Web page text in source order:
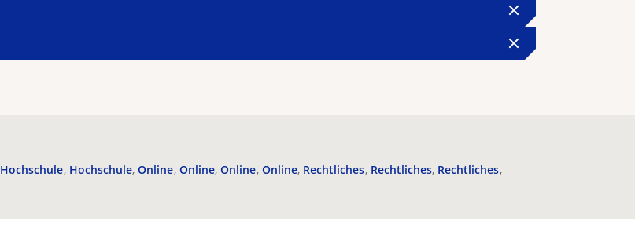
Hochschule Hochschule Online Online Online Online Rechtliches Rechtliches Rechtliches